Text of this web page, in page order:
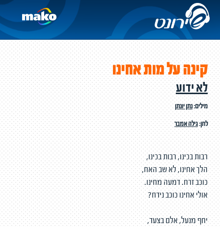
קינה על מות אחינו
לא ידוע
מילים:נתן יונתן
לחן:גילה אמבר
רבות בכינו, רבות בכינו,
הלך אחינו, לא שב האח,
כוכב זרח. דמעה מחינו.
אולי אחינו כוכב נידח?
יחף מנעל, אלם בצעד,